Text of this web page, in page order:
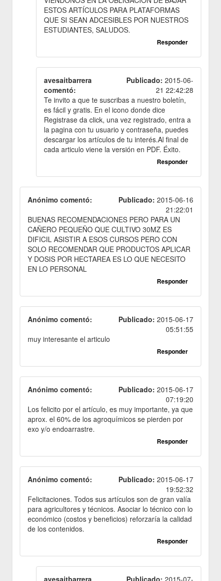
ESTOS ARTÍCULOS PARA PLATAFORMAS
QUE SI SEAN ADCESIBLES POR NUESTROS
ESTUDIANTES, SALUDOS.
Responder
avesaitbarrera
comentó:
Publicado: 2015-06-
21 22:42:28
Te invito a que te suscribas a nuestro boletín,
es fácil y gratis. En el icono donde dice
Registrase da click, una vez registrado, entra a
la pagina con tu usuario y contraseña, puedes
descargar los artículos de tu interés.Al final de
cada articulo viene la versión en PDF. Éxito.
Responder
Anónimo comentó: Publicado: 2015-06-16
21:22:01
BUENAS RECOMENDACIONES PERO PARA UN
CAÑERO PEQUEÑO QUE CULTIVO 30MZ ES
DIFICIL ASISTIR A ESOS CURSOS PERO CON
SOLO RECOMENDAR QUE PRODUCTOS APLICAR
Y DOSIS POR HECTAREA ES LO QUE NECESITO
EN LO PERSONAL
Responder
Anónimo comentó: Publicado: 2015-06-17
05:51:55
muy interesante el articulo
Responder
Anónimo comentó: Publicado: 2015-06-17
07:19:20
Los felicito por el artículo, es muy importante, ya que
aprox. el 60% de los agroquímicos se pierden por
exo y/o endoarrastre.
Responder
Anónimo comentó: Publicado: 2015-06-17
19:52:32
Felicitaciones. Todos sus artículos son de gran valía
para agricultores y técnicos. Asociar lo técnico con lo
económico (costos y beneficios) reforzaría la calidad
de los contenidos.
Responder
avesaitbarrera
Publicado: 2015-07-